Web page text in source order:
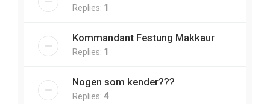
Replies: 1
Kommandant Festung Makkaur
Replies: 1
Nogen som kender???
Replies: 4